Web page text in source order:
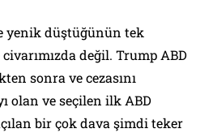
yenik düştüğünün tek
değil. Trump ABD
sonra ve cezasını
olan ve seçilen ilk ABD
bir çok dava şimdi teker